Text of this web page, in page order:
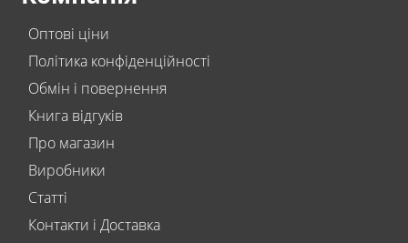
Оптові ціни
Політика конфіденційності
Обмін і повернення
Книга відгуків
Про магазин
Виробники
Статті
Контакти і Доставка